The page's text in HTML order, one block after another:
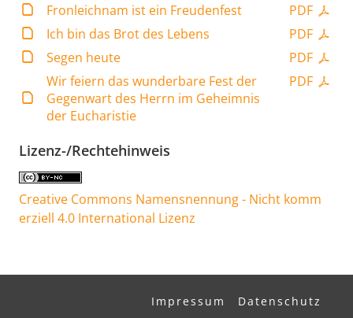
PDF
Fronleichnam ist ein Freudenfest
PDF
Ich bin das Brot des Lebens
PDF
Segen heute
PDF
Wir feiern das wunderbare Fest der
Gegenwart des Herrn im Geheimnis
der Eucharistie
Lizenz-/Rechtehinweis
Creative Commons Namensnennung - Nicht komm
erziell 4.0 International Lizenz
Impressum Datenschutz